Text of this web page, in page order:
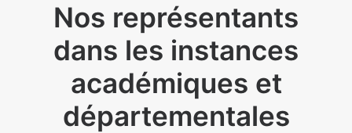
Nos représentants
dans les instances
académiques et
départementales